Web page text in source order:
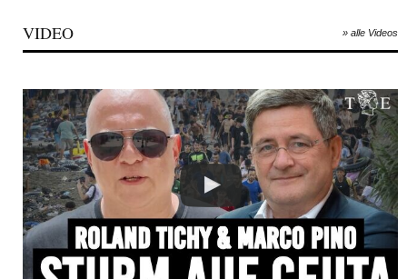
VIDEO » alle Videos